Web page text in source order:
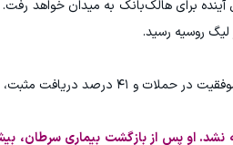
لیگ روسیه رسید.
نشد. او پس از بازگشت بیماری سرطان،
جشنواره